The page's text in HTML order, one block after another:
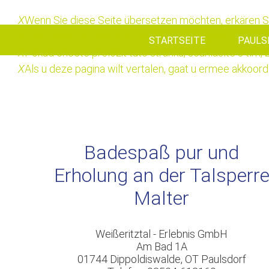
XWenn Sie diese Seite übersetzen möchten, erkären
If you want to translate this page, you agree that
XPokud chcete přeložit tuto stránku, souhlasíte s
XAls u deze pagina wilt vertalen, gaat u ermee
STARTSEITE
Badespaß pur und
Erholung an der Talsperre
Malter
Weißeritztal - Erlebnis GmbH
Am Bad 1A
01744 Dippoldiswalde, OT Paulsdorf